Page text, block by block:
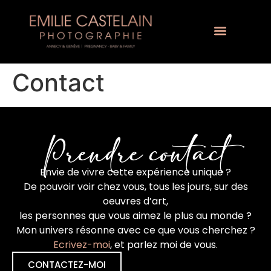
Contact
Prendre contact
Envie de vivre cette expérience unique ?
De pouvoir voir chez vous, tous les jours, sur des
oeuvres d’art,
les personnes que vous aimez le plus au monde ?
Mon univers résonne avec ce que vous cherchez ?
Ecrivez-moi, et parlez moi de vous.
CONTACTEZ-MOI